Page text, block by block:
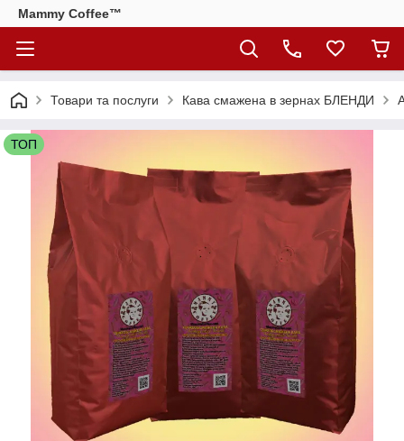
Mammy Coffee™
Товари та послуги Кава смажена в зернах БЛЕНДИ
ТОП